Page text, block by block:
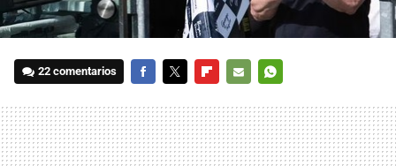
22 comentarios
MAIL